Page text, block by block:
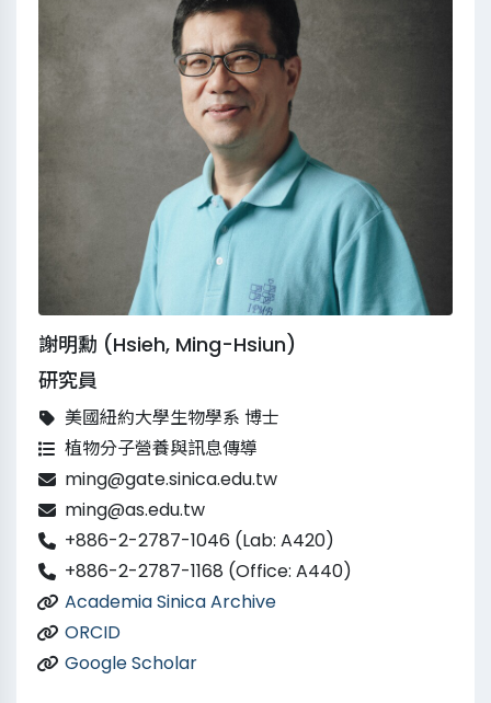
謝明勳 (Hsieh, Ming-Hsiun)
研究員
美國紐約大學生物學系 博士
植物分子營養與訊息傳導
ming@gate.sinica.edu.tw
ming@as.edu.tw
+886-2-2787-1046 (Lab: A420)
+886-2-2787-1168 (Office: A440)
Academia Sinica Archive
ORCID
Google Scholar